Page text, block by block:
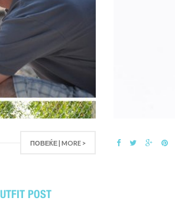
ПОВЕЌЕ | MORE >
POST